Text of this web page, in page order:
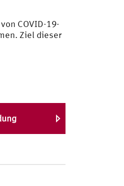
COVID-19-
Ziel dieser